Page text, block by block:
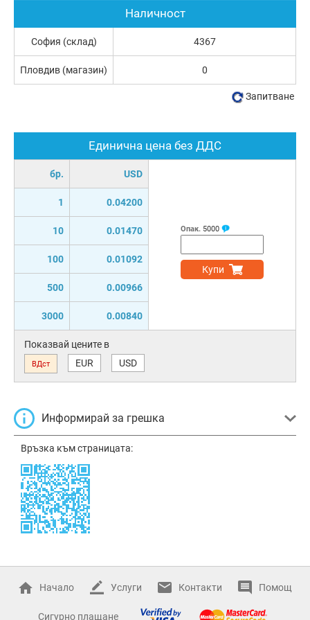
Единична цена без ДДС
бр. USD
1 0.04200
10 0.01470
100 0.01092
500 0.00966
3000 0.00840
Опак. 5000
Купи
Показвай цените в
ВДст EUR USD
Информирай за грешка
Връзка към страницата:
Наличност
София (склад) 4367
Пловдив (магазин) 0
Запитване
Начало Услуги Контакти Помощ
Сигурно плащане